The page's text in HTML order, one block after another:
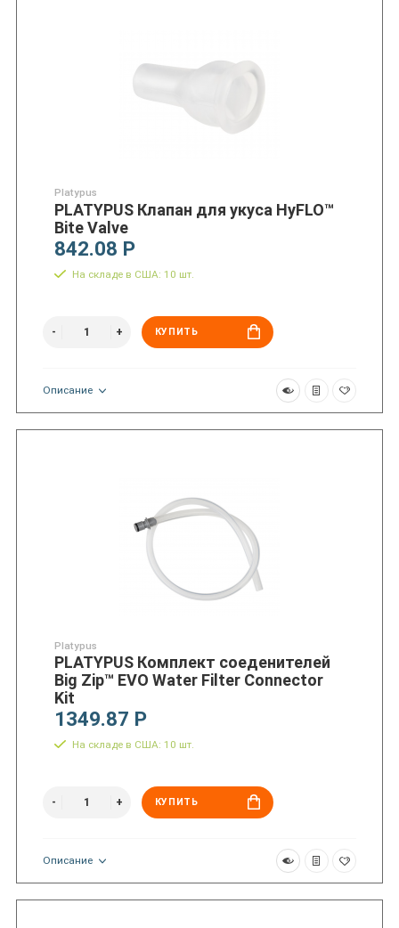
Platypus
PLATYPUS Клапан для укуса HyFLO™
Bite Valve
842.08 Р
На складе в США: 10 шт.
КУПИТЬ
Описание
Platypus
PLATYPUS Комплект соеденителей
Big Zip™ EVO Water Filter Connector
Kit
1349.87 Р
На складе в США: 10 шт.
КУПИТЬ
Описание